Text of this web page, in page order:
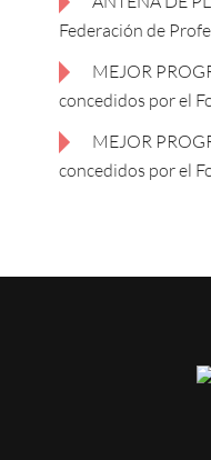
Federación de
MEJOR
concedidos por el
MEJOR
concedidos por el